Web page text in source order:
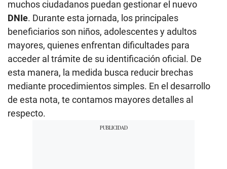
muchos ciudadanos puedan gestionar el nuevo
DNIe. Durante esta jornada, los principales
beneficiarios son niños, adolescentes y adultos
mayores, quienes enfrentan dificultades para
acceder al trámite de su identificación oficial. De
esta manera, la medida busca reducir brechas
mediante procedimientos simples. En el desarrollo
de esta nota, te contamos mayores detalles al
respecto.